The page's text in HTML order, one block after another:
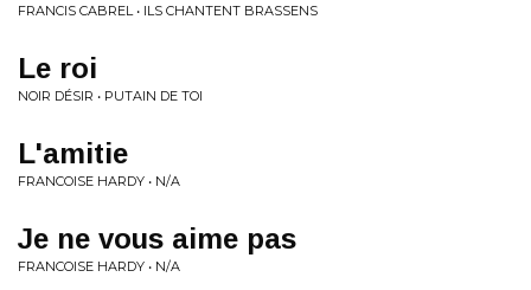
FRANCIS CABREL • ILS CHANTENT BRASSENS
Le roi
NOIR DÉSIR • PUTAIN DE TOI
L'amitie
FRANCOISE HARDY • N/A
Je ne vous aime pas
FRANCOISE HARDY • N/A